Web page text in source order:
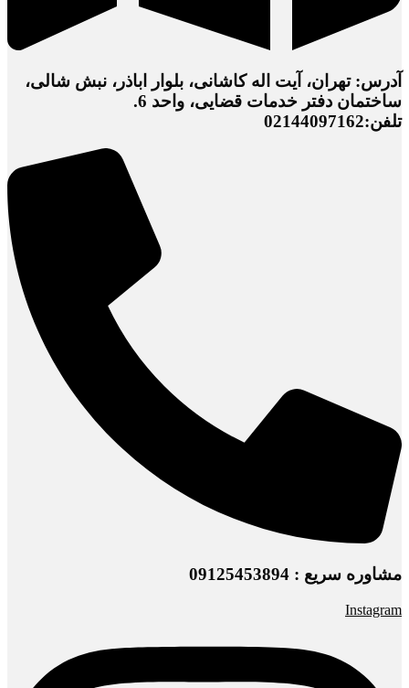
آدرس: تهران، آیت اله کاشانی، بلوار اباذر، نبش شالی،
ساختمان دفتر خدمات قضایی، واحد 6.
تلفن:02144097162
مشاوره سریع : 09125453894
Instagram